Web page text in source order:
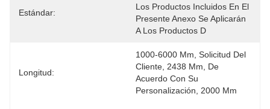
Estándar:
Los Productos Incluidos En El
Presente Anexo Se Aplicarán
A Los Productos D
Longitud:
1000-6000 Mm, Solicitud Del
Cliente, 2438 Mm, De
Acuerdo Con Su
Personalización, 2000 Mm